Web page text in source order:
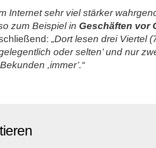
Internet sehr viel stärker
zum Beispiel in Geschäften vor
„Dort lesen drei Viertel
oder selten’ und nur
,immer’.“